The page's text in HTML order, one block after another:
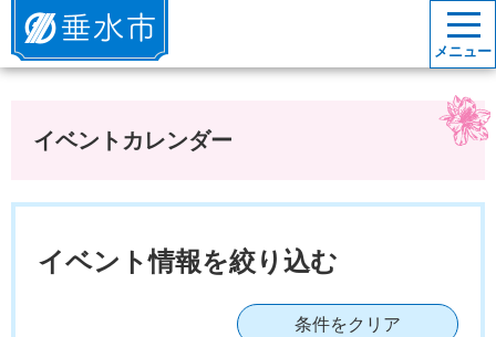
垂水市
メニュー
イベントカレンダー
イベント情報を絞り込む
条件をクリア